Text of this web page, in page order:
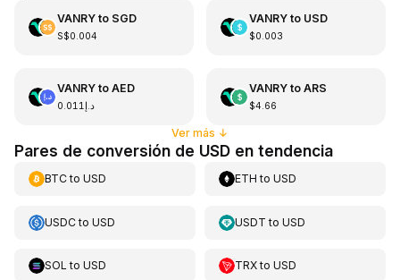
VANRYto SGD
S$0.004
VANRYto USD
$0.003
VANRYto AED
د.إ0.011
VANRYto ARS
$4.66
Ver más ↓
Pares de conversión de USD en tendencia
BTCto USD ETH toUSD
USDCto USD USDT toUSD
SOL to USD TRXtoUSD